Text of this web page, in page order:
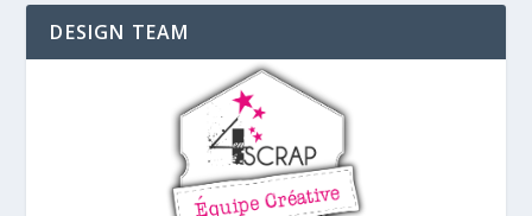
DESIGN TEAM